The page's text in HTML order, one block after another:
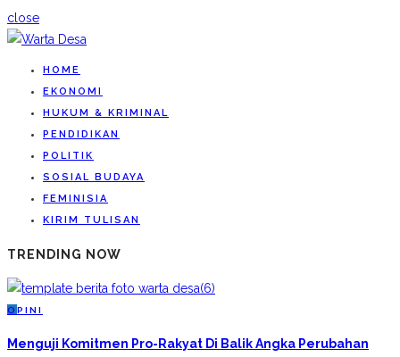
close
HOME
EKONOMI
HUKUM & KRIMINAL
PENDIDIKAN
POLITIK
SOSIAL BUDAYA
FEMINISIA
KIRIM TULISAN
TRENDING NOW
O PINI
Menguji Komitmen Pro-Rakyat Di Balik Angka Perubahan